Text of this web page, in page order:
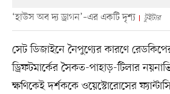
‘হাউস অব দ্য ড্রাগন’–এর একটি দৃশ্য টুইটার
সেট ডিজাইনে নৈপুণ্যের কারণে
ড্রিফটমার্কের সৈকত-পাহাড়-টিলার
ক্ষণিকেই দর্শককে ওয়েস্টোরোসের